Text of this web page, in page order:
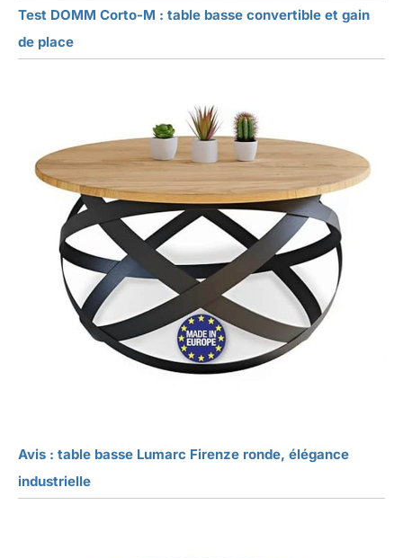
Test DOMM Corto-M : table basse convertible et gain
de place
Avis : table basse Lumarc Firenze ronde, élégance
industrielle